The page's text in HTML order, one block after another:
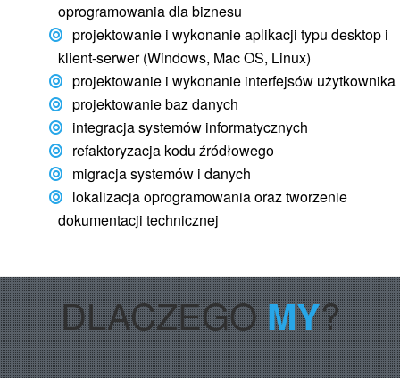
oprogramowania dla biznesu
projektowanie i wykonanie aplikacji typu desktop i
klient-serwer (Windows, Mac OS, Linux)
projektowanie i wykonanie interfejsów użytkownika
projektowanie baz danych
integracja systemów informatycznych
refaktoryzacja kodu źródłowego
migracja systemów i danych
lokalizacja oprogramowania oraz tworzenie
dokumentacji technicznej
DLACZEGOMY?